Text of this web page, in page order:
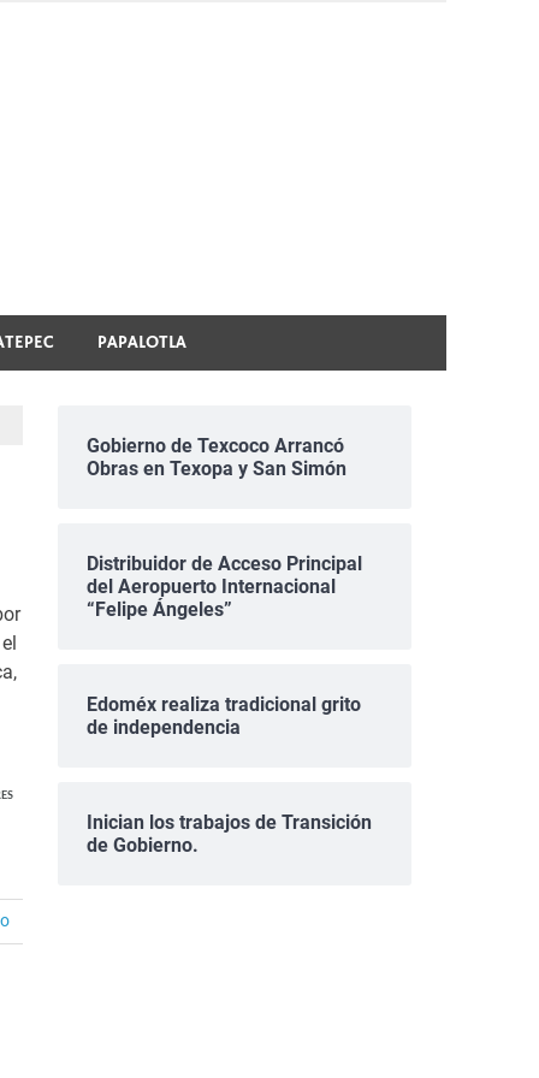
PAPALOTLA
Gobierno de Texcoco Arrancó
Obras en Texopa y San Simón
Distribuidor de Acceso Principal
del Aeropuerto Internacional
“Felipe Ángeles”
Edoméx realiza tradicional grito
de independencia
Inician los trabajos de Transición
de Gobierno.